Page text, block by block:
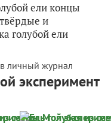
ели концы
и
голубой ели
в личный журнал
эксперимент